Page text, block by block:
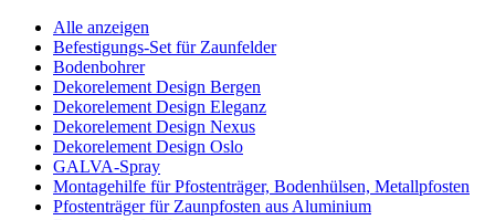
Alle anzeigen
Befestigungs-Set für Zaunfelder
Bodenbohrer
Dekorelement Design Bergen
Dekorelement Design Eleganz
Dekorelement Design Nexus
Dekorelement Design Oslo
GALVA-Spray
Montagehilfe für Pfostenträger, Bodenhülsen, Metallpfosten
Pfostenträger für Zaunpfosten aus Aluminium